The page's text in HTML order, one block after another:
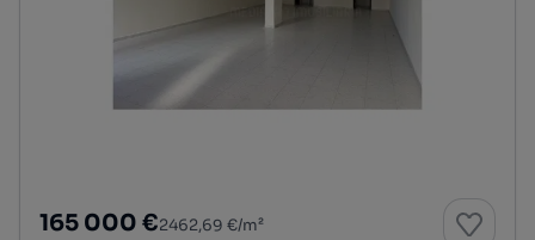
165 000 €2462,69 €/m²